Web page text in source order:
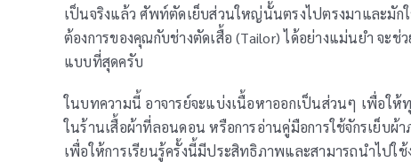
เป็นจริงแล้ว ศัพท์ตัดเย็บส่วนใหญ่นั้นตรงไปตรงมาและมัก
ต้องการของคุณกับช่างตัดเสื้อ (Tailor) ได้อย่างแม่นยำ จ
แบบที่สุดครับ
ในบทความนี้ อาจารย์จะแบ่งเนื้อหาออกเป็นส่วนๆ เพื่อให้
ในร้านเสื้อผ้าที่ลอนดอน หรือการอ่านคู่มือการใช้จักรเย็บ
เพื่อให้การเรียนรู้ครั้งนี้มีประสิทธิภาพและสามารถนำไปใ